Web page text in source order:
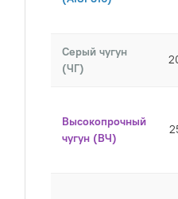
Серый чугун
(ЧГ)
Высокопрочный
чугун (ВЧ)